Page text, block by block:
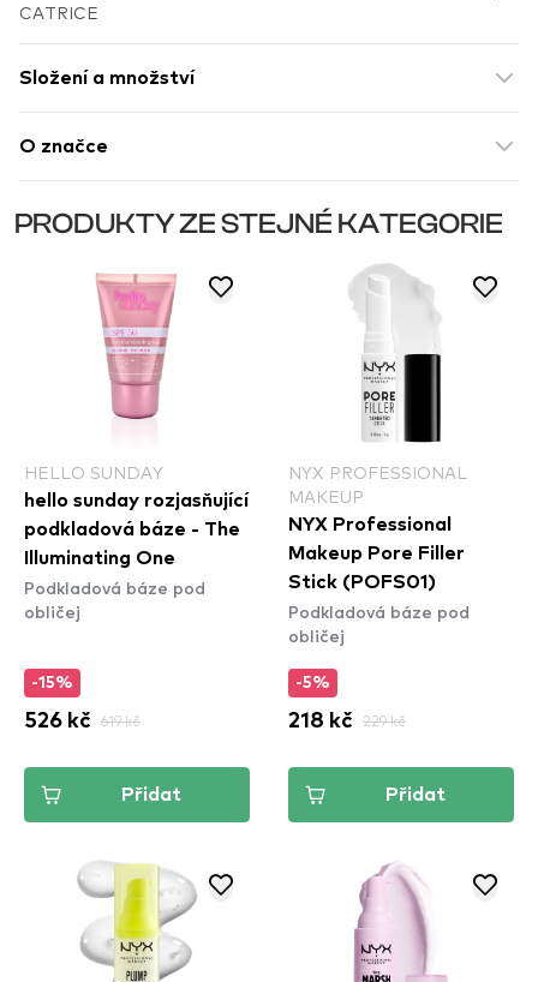
CATRICE
Složení a množství
O značce
PRODUKTY ZE STEJNÉ KATEGORIE
HELLO SUNDAY
hello sunday rozjasňující
podkladová báze - The
Illuminating One
Podkladová báze pod
obličej
-15%
526 kč 619 kč
Přidat
NYX PROFESSIONAL
MAKEUP
NYX Professional
Makeup Pore Filler
Stick (POFS01)
Podkladová báze pod
obličej
-5%
218 kč 229 kč
Přidat